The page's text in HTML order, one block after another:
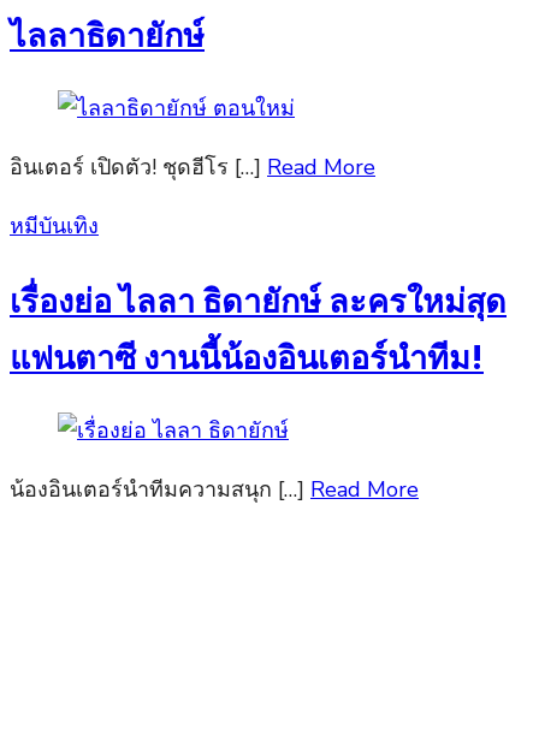
ไลลาธิดายักษ์
อินเตอร์ เปิดตัว! ชุดฮีโร […] Read More
Posted
หมีบันเทิง
เรื่องย่อ ไลลา ธิดายักษ์ ละครใหม่สุด
แฟนตาซี งานนี้น้องอินเตอร์นำทีม!
น้องอินเตอร์นำทีมความสนุก […] Read More